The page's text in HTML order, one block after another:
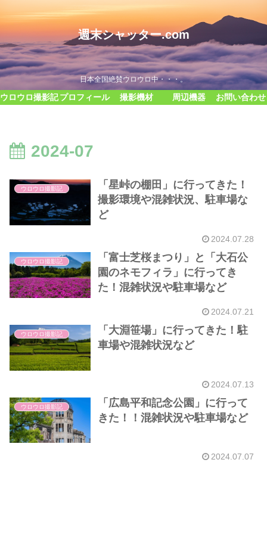
週末シャッター.com
日本全国絶賛ウロウロ中・・・。
ウロウロ撮影記プロフィール 撮影機材 周辺機器 お問い合わせ
2024-07
ウロウロ撮影記
「星峠の棚田」に行ってきた！
撮影環境や混雑状況、駐車場な
ど
2024.07.28
ウロウロ撮影記
「富士芝桜まつり」と「大石公
園のネモフィラ」に行ってき
た！混雑状況や駐車場など
2024.07.21
ウロウロ撮影記
「大淵笹場」に行ってきた！駐
車場や混雑状況など
2024.07.13
ウロウロ撮影記
「広島平和記念公園」に行って
きた！！混雑状況や駐車場など
2024.07.07